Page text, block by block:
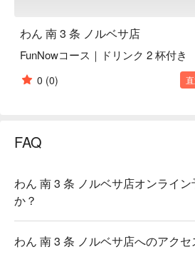
わん 南 3 条 ノルベサ店
FunNowコース｜ドリンク 2 杯付き
0 (0)
FAQ
わん 南 3 条 ノルベサ店オンライ
か？
わん 南 3 条 ノルベサ店へのアクセ